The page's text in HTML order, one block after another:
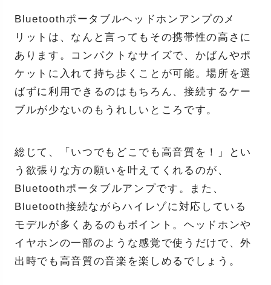
Bluetoothポータブルヘッドホンアンプのメ
リットは、なんと言ってもその携帯性の高さに
あります。コンパクトなサイズで、かばんやポ
ケットに入れて持ち歩くことが可能。場所を選
ばずに利用できるのはもちろん、接続するケー
ブルが少ないのもうれしいところです。
総じて、「いつでもどこでも高音質を！」とい
う欲張りな方の願いを叶えてくれるのが、
Bluetoothポータブルアンプです。また、
Bluetooth接続ながらハイレゾに対応している
モデルが多くあるのもポイント。ヘッドホンや
イヤホンの一部のような感覚で使うだけで、外
出時でも高音質の音楽を楽しめるでしょう。